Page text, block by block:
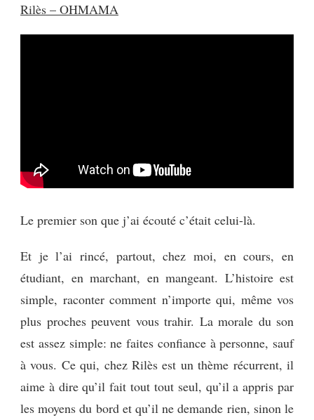
Rilès – OHMAMA
Le premier son que j’ai écouté c’était celui-là.
Et je l’ai rincé, partout, chez moi, en cours, en
étudiant, en marchant, en mangeant. L’histoire est
simple, raconter comment n’importe qui, même vos
plus proches peuvent vous trahir. La morale du son
est assez simple: ne faites confiance à personne, sauf
à vous. Ce qui, chez Rilès est un thème récurrent, il
aime à dire qu’il fait tout tout seul, qu’il a appris par
les moyens du bord et qu’il ne demande rien, sinon le